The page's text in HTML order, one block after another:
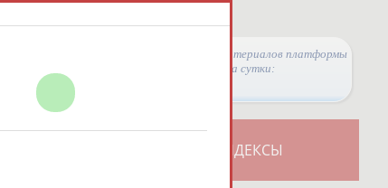
Просмотры материалов платформы
за сутки:
СВОДНЫЕ ИНДЕКСЫ